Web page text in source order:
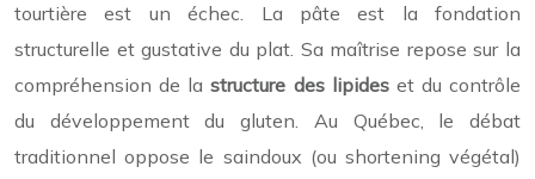
tourtière est un échec. La pâte est la fondation
structurelle et gustative du plat. Sa maîtrise repose sur la
compréhension de lastructure des lipideset du contrôle
du développement du gluten. Au Québec, le débat
traditionnel oppose le saindoux (ou shortening végétal)